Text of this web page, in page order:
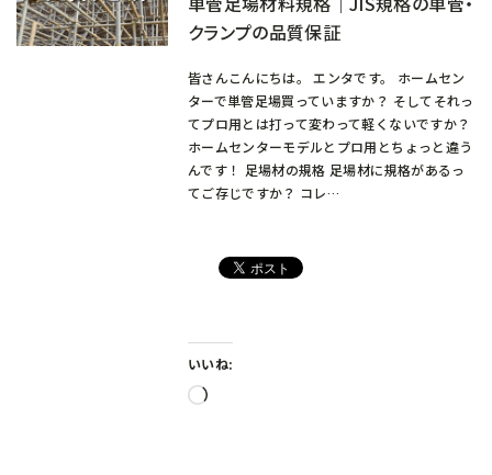
クランプの品質保証
皆さんこんにちは。 エンタです。 ホームセン
ターで単管足場買っていますか？ そしてそれっ
てプロ用とは打って変わって軽くないですか？
ホームセンターモデルとプロ用とちょっと違う
んです！ 足場材の規格 足場材に規格があるっ
てご存じですか？ コレ…
いいね:
読